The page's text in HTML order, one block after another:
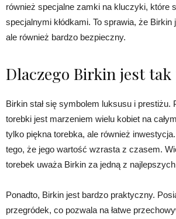
również specjalne zamki na kluczyki, które
specjalnymi kłódkami. To sprawia, że Birkin
ale również bardzo bezpieczny.
Dlaczego Birkin jest
Birkin stał się symbolem luksusu i prestiżu.
torebki jest marzeniem wielu kobiet na
tylko piękna torebka, ale również
tego, że jego wartość wzrasta z czasem.
torebek uważa Birkin za jedną z
Ponadto, Birkin jest bardzo praktyczny.
przegródek, co pozwala na łatwe